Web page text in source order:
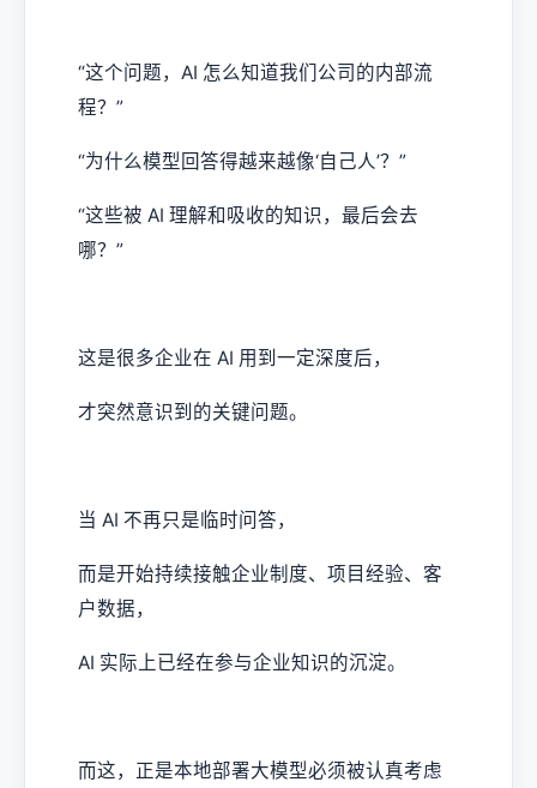
“这个问题，AI 怎么知道我们公司的内部流
程？”
“为什么模型回答得越来越像‘自己人’？”
“这些被 AI 理解和吸收的知识，最后会去
哪？”
这是很多企业在 AI 用到一定深度后，
才突然意识到的关键问题。
当 AI 不再只是临时问答，
而是开始持续接触企业制度、项目经验、客
户数据，
AI 实际上已经在参与企业知识的沉淀。
而这，正是本地部署大模型必须被认真考虑